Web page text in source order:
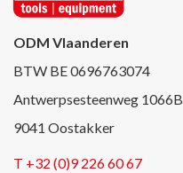
ODM Vlaanderen
BTW BE 0696763074
Antwerpsesteenweg 1066B
9041 Oostakker
T +32 (0)9 226 60 67